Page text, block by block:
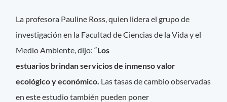
La profesora Pauline Ross, quien lidera el grupo de
investigación en la Facultad de Ciencias de la Vida y el
Medio Ambiente, dijo: “Los
estuarios brindan servicios de inmenso valor
ecológico y económico. Las tasas de cambio observadas
en este estudio también pueden poner